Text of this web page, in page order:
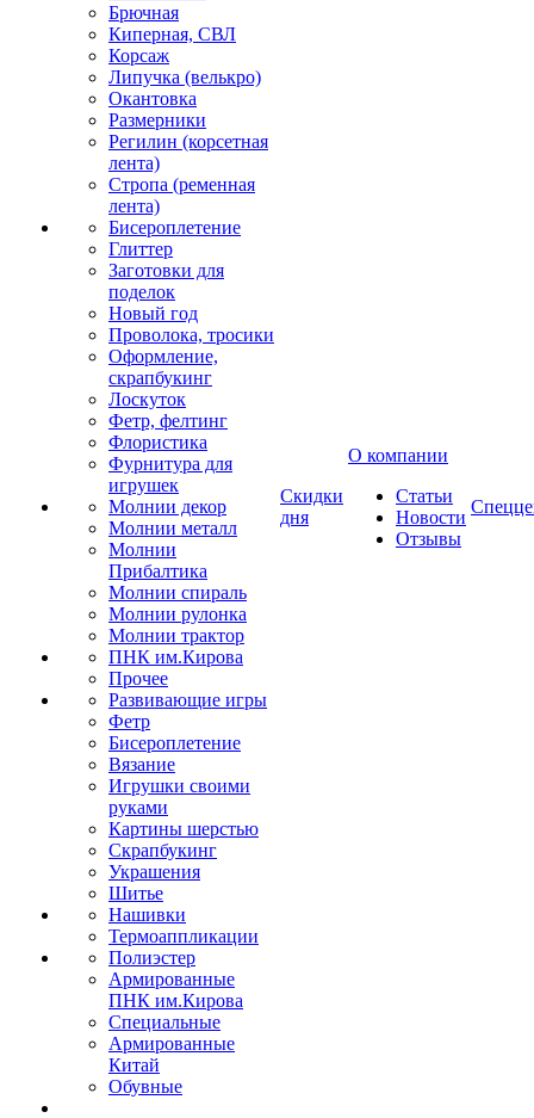
Брючная
Киперная, СВЛ
Корсаж
Липучка (велькро)
Окантовка
Размерники
Регилин (корсетная
лента)
Стропа (ременная
лента)
Бисероплетение
Глиттер
Заготовки для
поделок
Новый год
Проволока, тросики
Оформление,
скрапбукинг
Лоскуток
Фетр, фелтинг
Флористика
Фурнитура для
игрушек
Молнии декор
Молнии металл
Молнии
Прибалтика
Молнии спираль
Молнии рулонка
Молнии трактор
ПНК им.Кирова
Прочее
Развивающие игры
Фетр
Бисероплетение
Вязание
Игрушки своими
руками
Картины шерстью
Скрапбукинг
Украшения
Шитье
Нашивки
Термоаппликации
Полиэстер
Армированные
ПНК им.Кирова
Специальные
Армированные
Китай
Обувные
Скидки
дня
О компании
Статьи
Новости
Отзывы